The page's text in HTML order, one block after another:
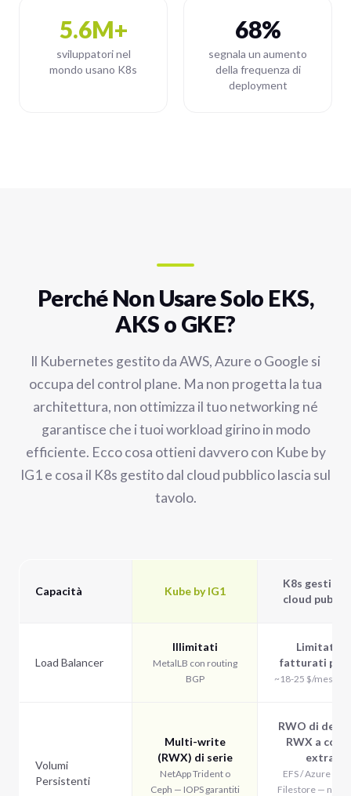
5.6M+
sviluppatori nel
mondo usano K8s
68%
segnala un aumento
della frequenza di
deployment
Perché Non Usare Solo EKS,
AKS o GKE?
Il Kubernetes gestito da AWS, Azure o Google si
occupa del control plane. Ma non progetta la tua
architettura, non ottimizza il tuo networking né
garantisce che i tuoi workload girino in modo
efficiente. Ecco cosa ottieni davvero con Kube by
IG1 e cosa il K8s gestito dal cloud pubblico lascia sul
tavolo.
Capacità Kube by IG1
K8s gestito
cloud
Load Balancer
Illimitati
MetalLB con routing
BGP
Limitati /
fatturati per
~18-25 $/mese
Volumi
Persistenti
Multi-write
(RWX) di serie
NetApp Trident o
Ceph — IOPS garantiti
RWO di
RWX a
extra
EFS / Azure
Filestore —